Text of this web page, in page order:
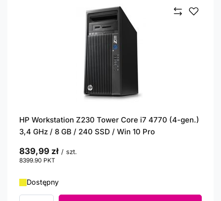
HP Workstation Z230 Tower Core i7 4770 (4-gen.)
3,4 GHz / 8 GB / 240 SSD / Win 10 Pro
839,99 zł / szt.
8399.90 PKT
Dostępny